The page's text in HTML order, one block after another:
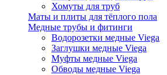
Хомуты для труб
Маты и плиты для тёплого пола
Медные трубы и фитинги
Водорозетки медные Viega
Заглушки медные Viega
Муфты медные Viega
Обводы медные Viega